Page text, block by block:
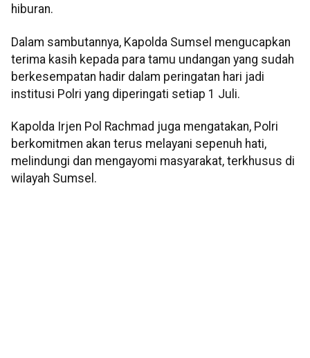
hiburan.
Dalam sambutannya, Kapolda Sumsel mengucapkan
terima kasih kepada para tamu undangan yang sudah
berkesempatan hadir dalam peringatan hari jadi
institusi Polri yang diperingati setiap 1 Juli.
Kapolda Irjen Pol Rachmad juga mengatakan, Polri
berkomitmen akan terus melayani sepenuh hati,
melindungi dan mengayomi masyarakat, terkhusus di
wilayah Sumsel.